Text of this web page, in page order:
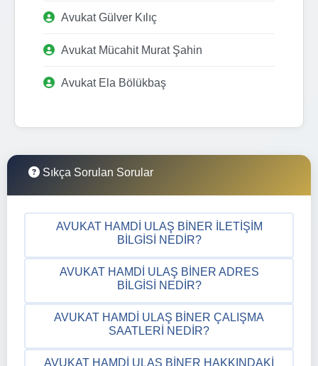
Avukat Gülver Kılıç
Avukat Mücahit Murat Şahin
Avukat Ela Bölükbaş
Sıkça Sorulan Sorular
AVUKAT HAMDI ULAŞ BINER İLETIŞIM
BILGISI NEDIR?
AVUKAT HAMDI ULAŞ BINER ADRES
BILGISI NEDIR?
AVUKAT HAMDI ULAŞ BINER ÇALIŞMA
SAATLERI NEDIR?
AVUKAT HAMDI ULAŞ BINER HAKKINDAKI